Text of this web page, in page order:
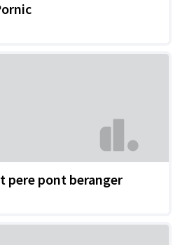
pere pont beranger